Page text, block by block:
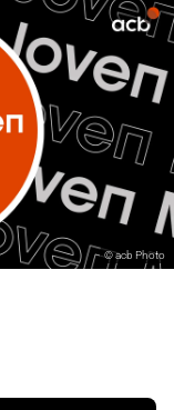
©acb Photo